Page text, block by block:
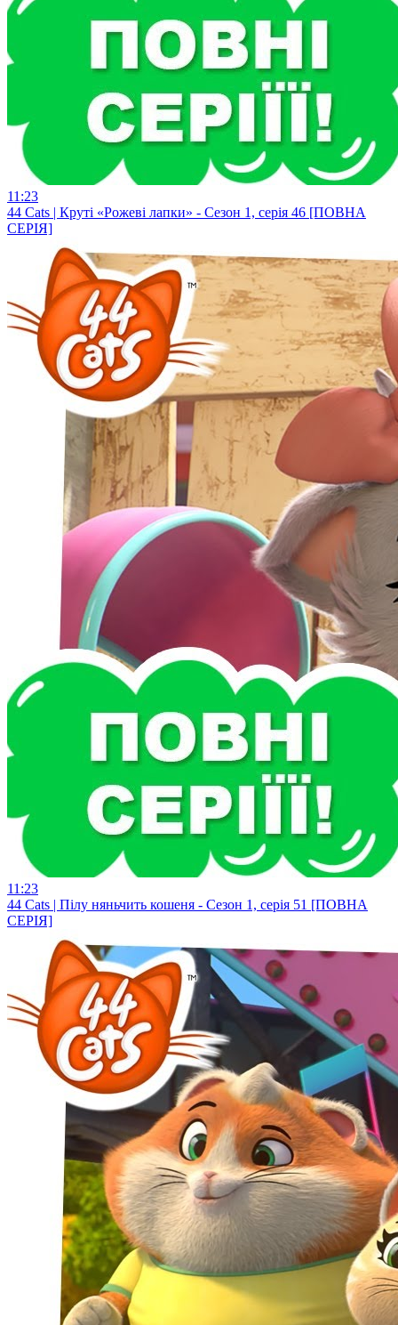
11:23
44 Cats | Круті «Рожеві лапки» - Сезон 1, серія 46 [ПОВНА
СЕРІЯ]
11:23
44 Cats | Пілу няньчить кошеня - Сезон 1, серія 51 [ПОВНА
СЕРІЯ]